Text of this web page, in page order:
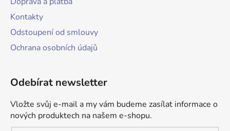
Kontakty
Odstoupení od smlouvy
Ochrana osobních údajů
Odebírat newsletter
Vložte svůj e-mail a my vám budeme zasílat informace o
nových produktech na našem e-shopu.